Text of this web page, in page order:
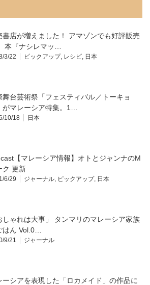
書店が増えました！ アマゾンでも好評販売
本『ナシレマッ…
3/22 ピックアップ, レシピ 日本
舞台芸術祭「フェスティバル／トーキョ
がマレーシア特集。1…
10/18 日本
【マレーシア情報】オトとジャンナのM
ク 更新
6/29 ジャーナル ピックアップ, 日本
しゃれは大事」 タンマリのマレーシア家族
はん Vol.0…
9/21 ジャーナル
ーシアを表現した「ロカメイド」の作品に